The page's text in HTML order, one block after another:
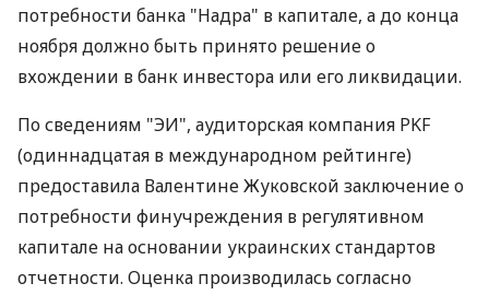
потребности банка "Надра" в капитале, а до конца
ноября должно быть принято решение о
вхождении в банк инвестора или его ликвидации.
По сведениям "ЭИ", аудиторская компания PKF
(одиннадцатая в международном рейтинге)
предоставила Валентине Жуковской заключение о
потребности финучреждения в регулятивном
капитале на основании украинских стандартов
отчетности. Оценка производилась согласно